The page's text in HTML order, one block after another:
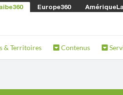
Europe360
& Territoires Contenus